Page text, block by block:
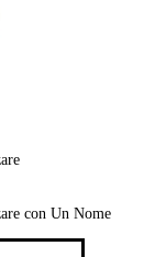
con Un Nome